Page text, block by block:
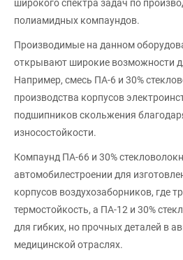
широкого спектра задач по
полиамидных компаундов.
Производимые на данном
открывают широкие возможности
Например, смесь ПА-6 и 30%
производства корпусов
подшипников скольжения
износостойкости.
Компаунд ПА-66 и 30%
автомобилестроении для
корпусов воздухозаборников, где
термостойкость, а ПА-12 и 30%
для гибких, но прочных деталей в
медицинской отраслях.